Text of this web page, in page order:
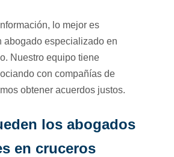
lo mejor es
abogado especializado en
Nuestro equipo tiene
con compañías de
obtener acuerdos justos.
los abogados
en cruceros